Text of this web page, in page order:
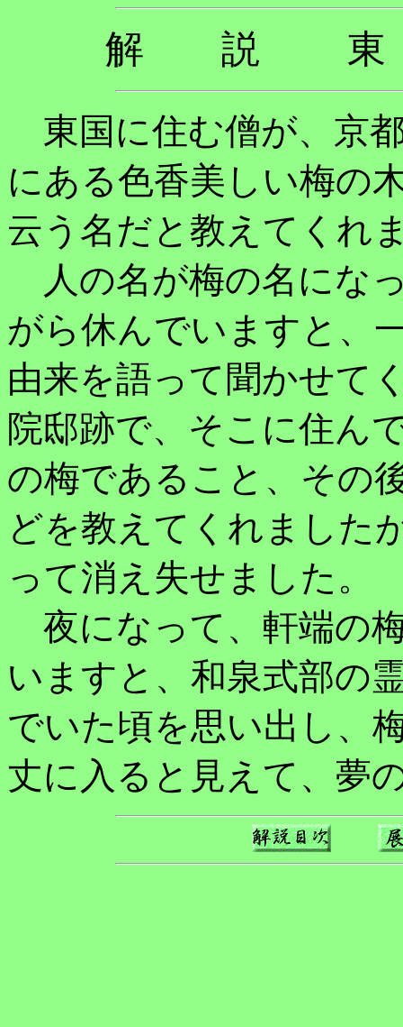
解 説 東
東国に住む僧が、京
にある色香美しい梅の
云う名だと教えてくれ
人の名が梅の名にな
がら休んでいますと、
由来を語って聞かせて
院邸跡で、そこに住ん
の梅であること、その
どを教えてくれました
って消え失せました。
夜になって、軒端の
いますと、和泉式部の
でいた頃を思い出し、
丈に入ると見えて、夢